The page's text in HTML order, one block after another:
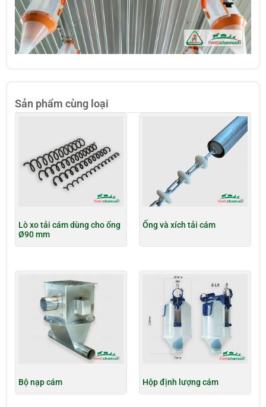
Sản phẩm cùng loại
Lò xo tải cám dùng cho ống
Ø90 mm
Ống và xích tải cám
Bộ nạp cám Hộp định lượng cám